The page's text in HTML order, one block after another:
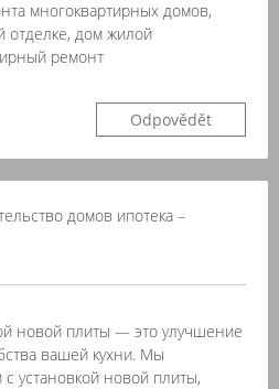
многоквартирных домов,
отделке, дом жилой
ремонт
Odpovědět
домов ипотека –
новой плиты — это улучшение
вашей кухни. Мы
установкой новой плиты,